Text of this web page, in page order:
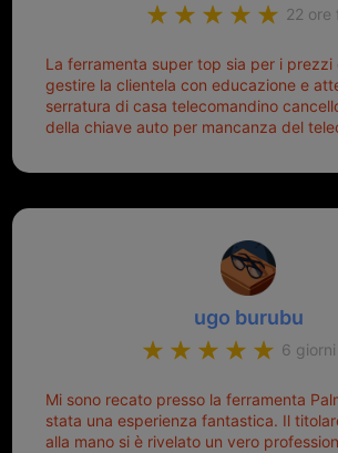
22 ore
La ferramenta super top sia per i prezzi
gestire la clientela con educazione e
serratura di casa telecomandino
della chiave auto per mancanza del
meglio ferramenta de ostia e poi il
ugo burubu
6
Mi sono recato presso la ferramenta
stata una esperienza fantastica. Il
alla mano si è rivelato un vero